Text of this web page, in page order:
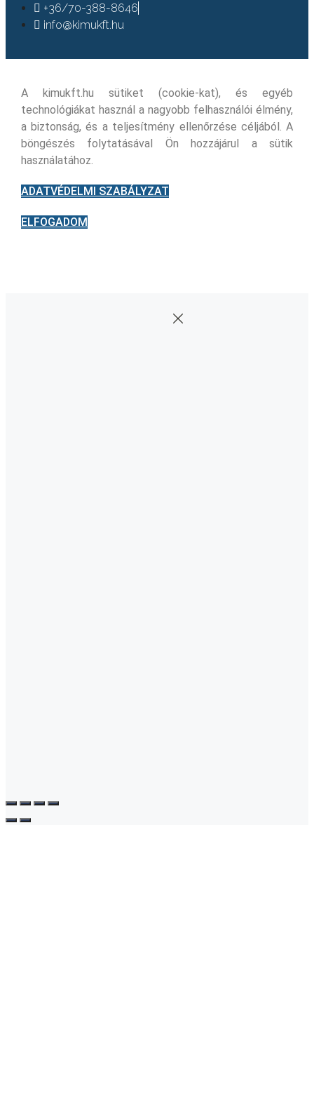
+36/70-388-8646
info@kimukft.hu
A kimukft.hu sütiket (cookie-kat), és egyéb
technológiákat használ a nagyobb felhasználói élmény,
a biztonság, és a teljesítmény ellenőrzése céljából. A
böngészés folytatásával Ön hozzájárul a sütik
használatához.
ADATVÉDELMI SZABÁLYZAT
ELFOGADOM